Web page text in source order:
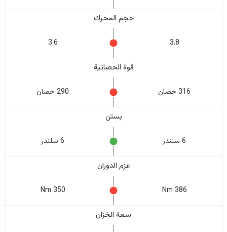
حجم المحرك
3.8
3.6
قوة الحصانية
316 حصان 290 حصان
بستن
6 سلندر 6 سلندر
عزم الدوران
386 Nm
350 Nm
سعة الخزان